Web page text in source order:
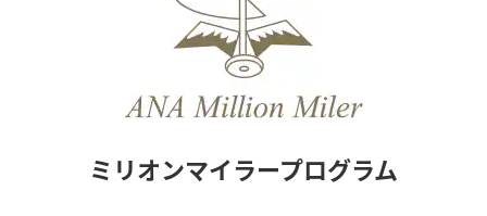
ミリオンマイラープログラム